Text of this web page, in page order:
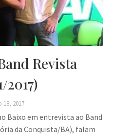
Revista
2017)
18, 2017
Baixo em entrevista ao Band
da Conquista/BA), falam